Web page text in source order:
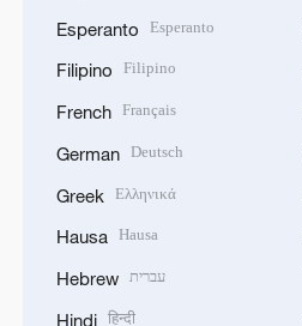
Esperanto Esperanto
Filipino Filipino
French Français
German Deutsch
Greek Ελληνικά
Hausa Hausa
Hebrew עברית
Hindi हिन्दी